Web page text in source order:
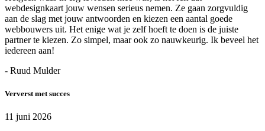
webdesignkaart jouw wensen serieus nemen. Ze gaan zorgvuldig
aan de slag met jouw antwoorden en kiezen een aantal goede
webbouwers uit. Het enige wat je zelf hoeft te doen is de juiste
partner te kiezen. Zo simpel, maar ook zo nauwkeurig. Ik beveel het
iedereen aan!
- Ruud Mulder
Ververst met succes
11 juni 2026